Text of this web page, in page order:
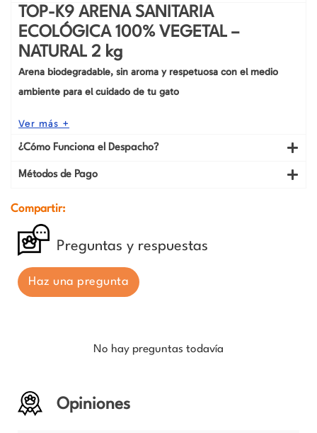
TOP-K9 ARENA SANITARIA
ECOLÓGICA 100% VEGETAL –
NATURAL 2 kg
Arena biodegradable, sin aroma y respetuosa con el medio
ambiente para el cuidado de tu gato
Ver más +
¿Cómo Funciona el Despacho?
Métodos de Pago
Compartir:
Preguntas y respuestas
Haz una pregunta
No hay preguntas todavía
Opiniones